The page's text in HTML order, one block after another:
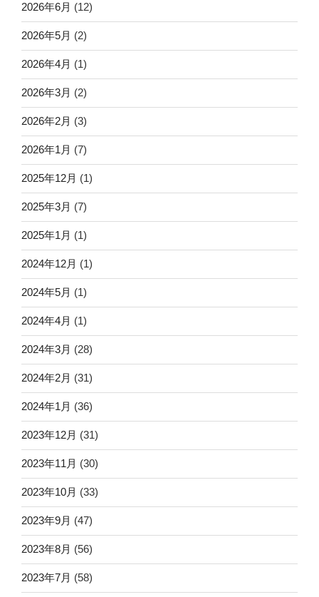
2026年6月 (12)
2026年5月 (2)
2026年4月 (1)
2026年3月 (2)
2026年2月 (3)
2026年1月 (7)
2025年12月 (1)
2025年3月 (7)
2025年1月 (1)
2024年12月 (1)
2024年5月 (1)
2024年4月 (1)
2024年3月 (28)
2024年2月 (31)
2024年1月 (36)
2023年12月 (31)
2023年11月 (30)
2023年10月 (33)
2023年9月 (47)
2023年8月 (56)
2023年7月 (58)